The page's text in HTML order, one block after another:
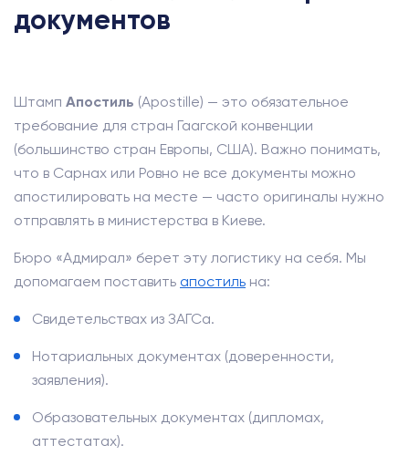
документов
Штамп Апостиль (Apostille) — это обязательное
требование для стран Гаагской конвенции
(большинство стран Европы, США). Важно понимать,
что в Сарнах или Ровно не все документы можно
апостилировать на месте — часто оригиналы нужно
отправлять в министерства в Киеве.
Бюро «Адмирал» берет эту логистику на себя. Мы
допомагаем поставить апостиль на:
Свидетельствах из ЗАГСа.
Нотариальных документах (доверенности,
заявления).
Образовательных документах (дипломах,
аттестатах).